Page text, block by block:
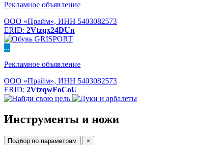
Рекламное объявление
ООО «Прайм», ИНН 5403082573
ERID: 2Vtzqx24DUn
...
Рекламное объявление
ООО «Прайм», ИНН 5403082573
ERID: 2VtzqwFoCoU
Инструменты и ножи
Подбор по параметрам ×